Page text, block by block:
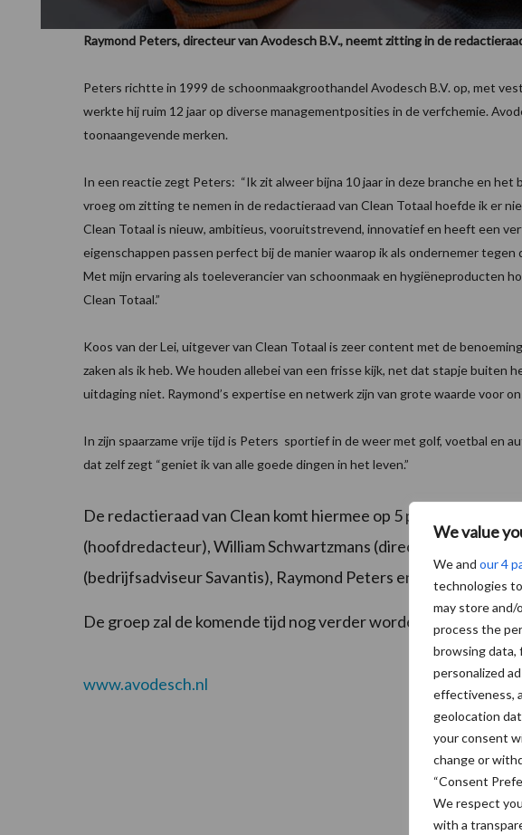
We value
We and our 4
technologies
may store and/
process the
browsing data,
personalized
effectiveness,
geolocation
your consent
change or
“Consent
We respect
with a
Raymond Peters, directeur van Avodesch B.V., neemt zitting in de
Peters richtte in 1999 de schoonmaakgroothandel Avodesch B.V. op, met
werkte hij ruim 12 jaar op diverse managementposities in de verfchemie.
toonaangevende merken.
In een reactie zegt Peters: “Ik zit alweer bijna 10 jaar in deze branche en
vroeg om zitting te nemen in de redactieraad van Clean Totaal hoefde ik er
Clean Totaal is nieuw, ambitieus, vooruitstrevend, innovatief en heeft een
eigenschappen passen perfect bij de manier waarop ik als ondernemer tegen
Met mijn ervaring als toeleverancier van schoonmaak en hygiëneproducten
Clean Totaal.”
Koos van der Lei, uitgever van Clean Totaal is zeer content met de
zaken als ik heb. We houden allebei van een frisse kijk, net dat stapje buiten
uitdaging niet. Raymond’s expertise en netwerk zijn van grote waarde voor
In zijn spaarzame vrije tijd is Peters sportief in de weer met golf, voetbal en
dat zelf zegt “geniet ik van alle goede dingen in het leven.”
De redactieraad van Clean komt hiermee op 5 personen te
(hoofdredacteur), William Schwartzmans (directeur
(bedrijfsadviseur Savantis), Raymond Peters en Koos van der
De groep zal de komende tijd nog verder worden uitgebreid.
www.avodesch.nl